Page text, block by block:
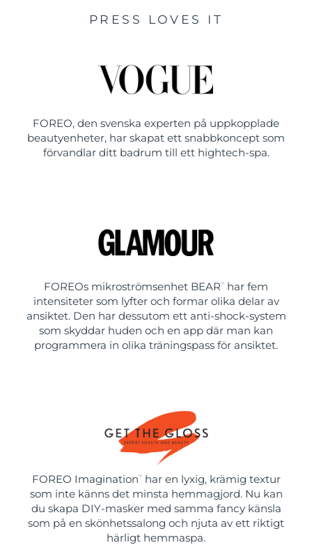
PRESS LOVES IT
FOREO, den svenska experten på uppkopplade
beautyenheter, har skapat ett snabbkoncept som
förvandlar ditt badrum till ett hightech-spa.
FOREOs mikroströmsenhet BEAR ™
har fem
intensiteter som lyfter och formar olika delar av
ansiktet. Den har dessutom ett anti-shock-system
som skyddar huden och en app där man kan
programmera in olika träningspass för ansiktet.
FOREO Imagination ™
har en lyxig, krämig textur
som inte känns det minsta hemmagjord. Nu kan
du skapa DIY-masker med samma fancy känsla
som på en skönhetssalong och njuta av ett riktigt
härligt hemmaspa.